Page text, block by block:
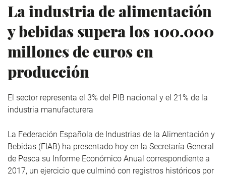
La industria de alimentación
y bebidas supera los 100.000
millones de euros en
producción
El sector representa el 3% del PIB nacional y el 21% de la
industria manufacturera
La Federación Española de Industrias de la Alimentación y
Bebidas (FIAB) ha presentado hoy en la Secretaría General
de Pesca su Informe Económico Anual correspondiente a
2017, un ejercicio que culminó con registros históricos por